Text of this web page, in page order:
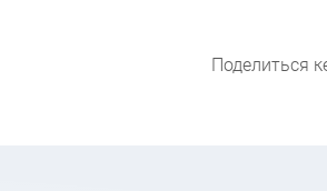
Поделиться